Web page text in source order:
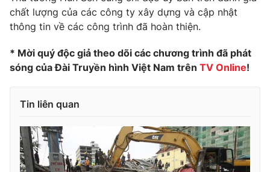
Chất lượng cuộc sống
Tuyển sinh
Học trực tuyến
Công nghệ
Sản phẩm
Giao lưu trực tuyến
Chuyên mục khác
Emagazine Podcast
chất lượng của các công ty xây dựng và cập nhật
thông tin về các công trình đã hoàn thiện.
* Mời quý độc giả theo dõi các chương trình đã phát
sóng của Đài Truyền hình Việt Nam trên TV Online!
Tin liên quan